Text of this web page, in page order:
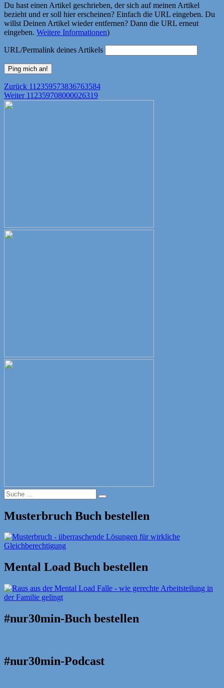
Du hast einen Artikel geschrieben, der sich auf meinen Artikel
bezieht und er soll hier erscheinen? Einfach die URL eingeben. Du
willst Deinen Artikel wieder entfernen? Dann die URL erneut
eingeben. Weitere Informationen)
URL/Permalink deines Artikels
Beitragsnavigation
Zurück Vorheriger
Beitrag:
112359573836763584
Weiter Nächster
112359708000026319
Suche
nach:
Suche
Musterbruch Buch bestellen
Mental Load Buch bestellen
#nur30min-Buch bestellen
#nur30min-Podcast